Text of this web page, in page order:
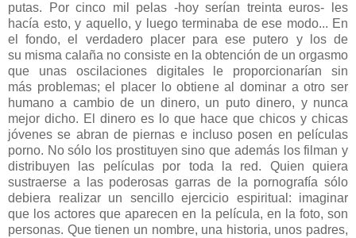
putas. Por cinco mil pelas -hoy serían treinta euros- les
hacía esto, y aquello, y luego terminaba de ese modo... En
el fondo, el verdadero placer para ese putero y los de
su misma calaña no consiste en la obtención de un orgasmo
que unas oscilaciones digitales le proporcionarían sin
más problemas; el placer lo obtiene al dominar a otro ser
humano a cambio de un dinero, un puto dinero, y nunca
mejor dicho. El dinero es lo que hace que chicos y chicas
jóvenes se abran de piernas e incluso posen en películas
porno. No sólo los prostituyen sino que además los filman y
distribuyen las películas por toda la red. Quien quiera
sustraerse a las poderosas garras de la pornografía sólo
debiera realizar un sencillo ejercicio espiritual: imaginar
que los actores que aparecen en la película, en la foto, son
personas. Que tienen un nombre, una historia, unos padres,